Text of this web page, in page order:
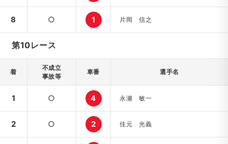
8 ○ 1 片岡 信之
第10レース
着
不成立
事故等
車番 選手名
1 ○ 4 永瀬 敏一
2 ○ 2 佳元 光義